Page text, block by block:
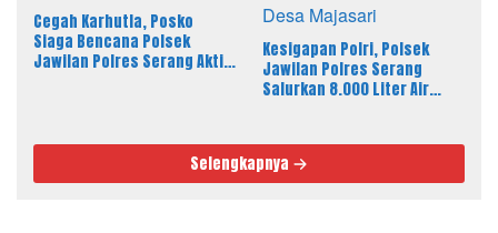
Cegah Karhutla, Posko
Siaga Bencana Polsek
Jawilan Polres Serang Aktif
Kesigapan Polri, Polsek
Jawilan Polres Serang
Salurkan 8.000 Liter Air
Selengkapnya